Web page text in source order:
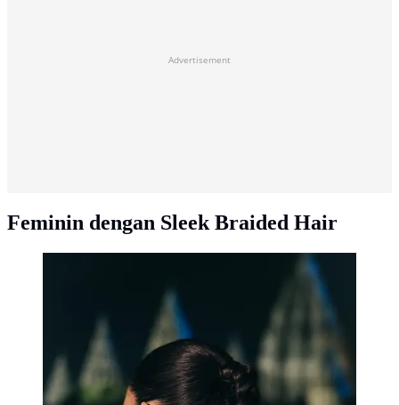
Advertisement
Feminin dengan Sleek Braided Hair